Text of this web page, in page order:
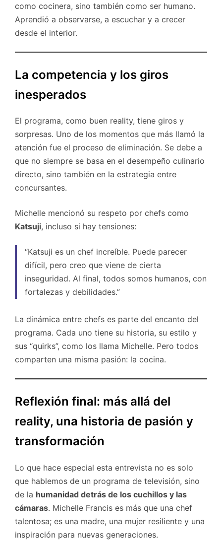
como cocinera, sino también como ser humano.
Aprendió a observarse, a escuchar y a crecer
desde el interior.
La competencia y los giros
inesperados
El programa, como buen reality, tiene giros y
sorpresas. Uno de los momentos que más llamó la
atención fue el proceso de eliminación. Se debe a
que no siempre se basa en el desempeño culinario
directo, sino también en la estrategia entre
concursantes.
Michelle mencionó su respeto por chefs como
Katsuji, incluso si hay tensiones:
“Katsuji es un chef increíble. Puede parecer
difícil, pero creo que viene de cierta
inseguridad. Al final, todos somos humanos, con
fortalezas y debilidades.”
La dinámica entre chefs es parte del encanto del
programa. Cada uno tiene su historia, su estilo y
sus “quirks”, como los llama Michelle. Pero todos
comparten una misma pasión: la cocina.
Reflexión final: más allá del
reality, una historia de pasión y
transformación
Lo que hace especial esta entrevista no es solo
que hablemos de un programa de televisión, sino
de la humanidad detrás de los cuchillos y las
cámaras. Michelle Francis es más que una chef
talentosa; es una madre, una mujer resiliente y una
inspiración para nuevas generaciones.